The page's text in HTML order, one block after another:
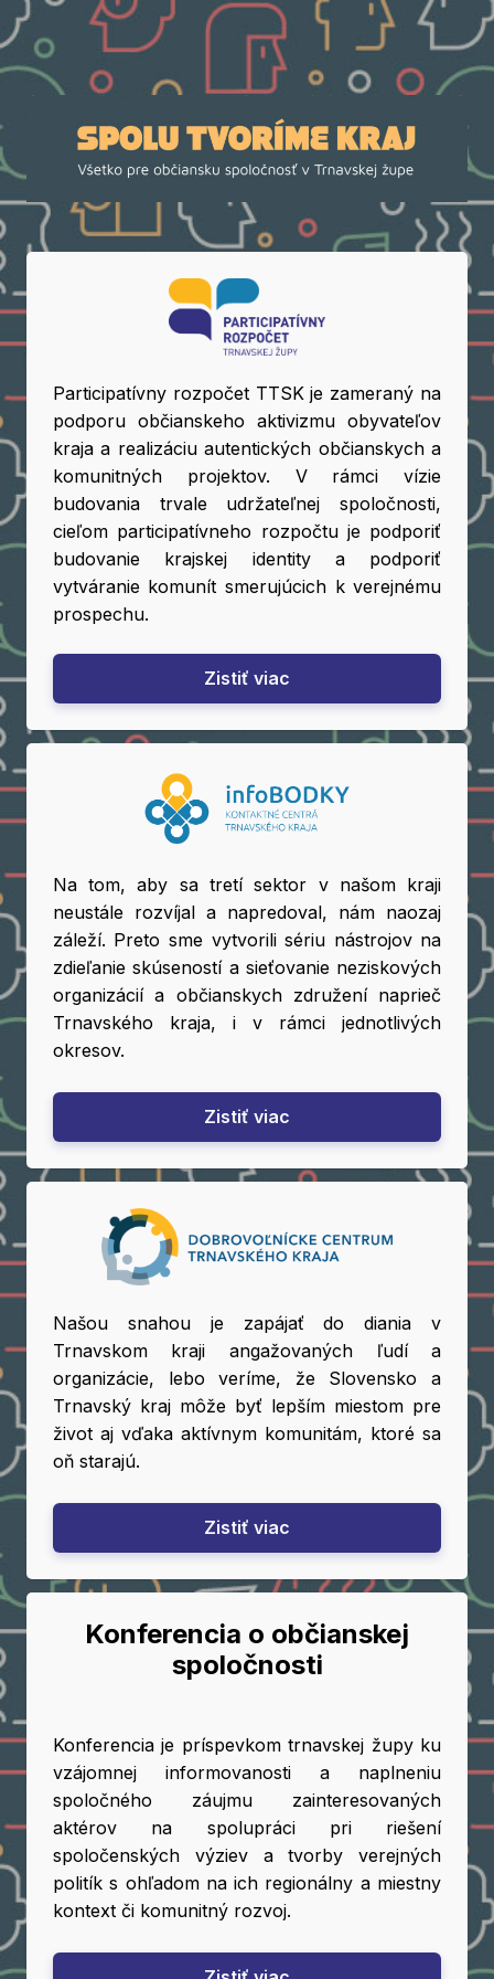
Participatívny rozpočet TTSK je zameraný na
podporu občianskeho aktivizmu obyvateľov
kraja a realizáciu autentických občianskych a
komunitných projektov. V rámci vízie
budovania trvale udržateľnej spoločnosti,
cieľom participatívneho rozpočtu je podporiť
budovanie krajskej identity a podporiť
vytváranie komunít smerujúcich k verejnému
prospechu.
Zistiť viac
Na tom, aby sa tretí sektor v našom kraji
neustále rozvíjal a napredoval, nám naozaj
záleží. Preto sme vytvorili sériu nástrojov na
zdieľanie skúseností a sieťovanie neziskových
organizácií a občianskych združení naprieč
Trnavského kraja, i v rámci jednotlivých
okresov.
Zistiť viac
Našou snahou je zapájať do diania v
Trnavskom kraji angažovaných ľudí a
organizácie, lebo veríme, že Slovensko a
Trnavský kraj môže byť lepším miestom pre
život aj vďaka aktívnym komunitám, ktoré sa
oň starajú.
Zistiť viac
Konferencia o občianskej
spoločnosti
Konferencia je príspevkom trnavskej župy ku
vzájomnej informovanosti a naplneniu
spoločného záujmu zainteresovaných
aktérov na spolupráci pri riešení
spoločenských výziev a tvorby verejných
politík s ohľadom na ich regionálny a miestny
kontext či komunitný rozvoj.